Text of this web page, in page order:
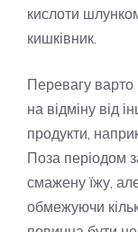
кислоти
кишківник.
Перевагу варто
на відміну від
продукти,
Поза періодом
смажену їжу,
обмежуючи